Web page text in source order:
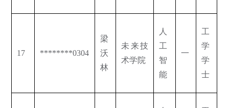
17 ********0304
梁
沃
林
未来技
术学院
人
工
智
能
一
工
学
学
士